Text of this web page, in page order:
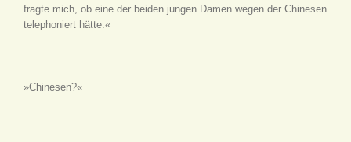
fragte mich, ob eine der beiden jungen Damen wegen der Chinesen
telephoniert hätte.«
»Chinesen?«